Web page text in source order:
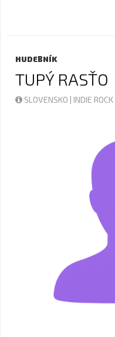
HUDEBNÍK
TUPÝ RASŤO
SLOVENSKO | INDIE ROCK